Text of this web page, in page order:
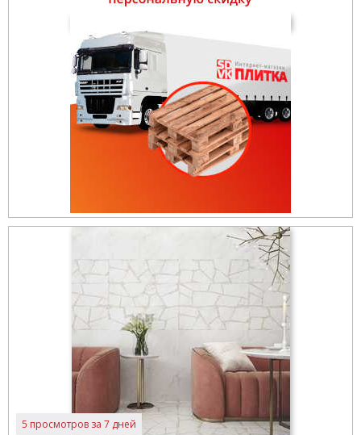
5 просмотров за 7 дней